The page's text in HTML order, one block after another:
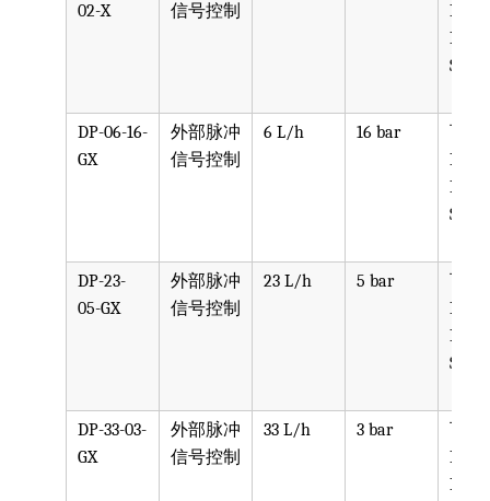
02-X
信号控制
PPV,
PVDF,
SST,
DP-06-16-
GX
外部脉冲
信号控制
6 L/h 16 bar
可选
PPV,
PVDF,
SST,
DP-23-
05-GX
外部脉冲
信号控制
23 L/h 5 bar
可选
PPV,
PVDF,
SST,
DP-33-03-
GX
外部脉冲
信号控制
33 L/h 3 bar
可选
PPV,
PVDF,